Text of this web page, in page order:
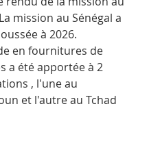
mission au Sénégal a
à 2026.
en fournitures de
a été apportée à 2
, l'une au
et l'autre au Tchad